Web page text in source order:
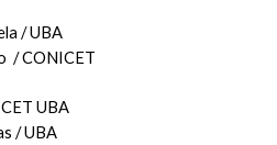
/ UBA
/ CONICET
UBA
/ UBA